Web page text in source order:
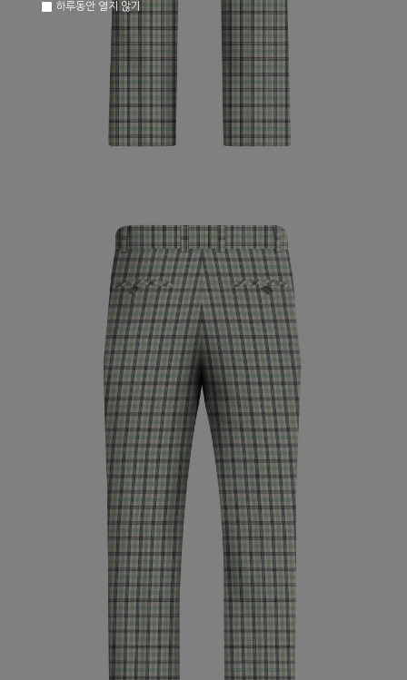
하루동안 열지 않기